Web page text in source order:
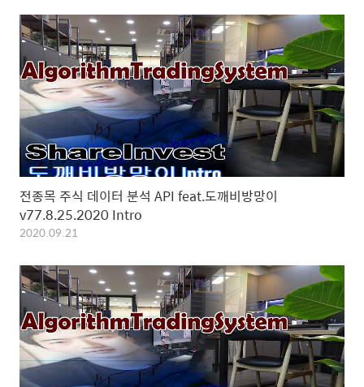
전종목 주식 데이터 분석 API feat.도깨비방망이
v77.8.25.2020 Intro
2020.09.21